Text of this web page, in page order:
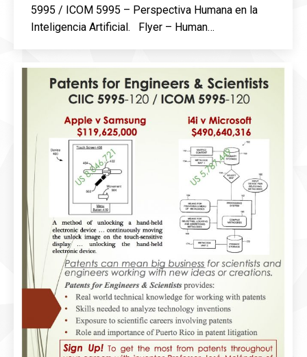
5995 / ICOM 5995 – Perspectiva Humana en la
Inteligencia Artificial. Flyer – Human…